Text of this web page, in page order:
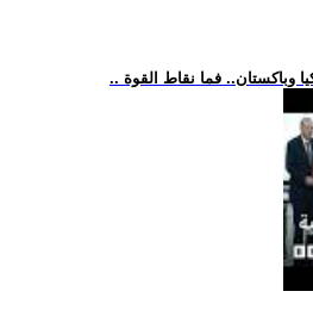
وباكستان.. فما نقاط القوة